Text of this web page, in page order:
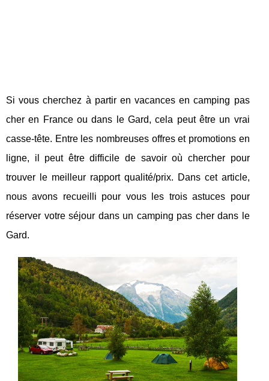
Si vous cherchez à partir en vacances en camping pas
cher en France ou dans le Gard, cela peut être un vrai
casse-tête. Entre les nombreuses offres et promotions en
ligne, il peut être difficile de savoir où chercher pour
trouver le meilleur rapport qualité/prix. Dans cet article,
nous avons recueilli pour vous les trois astuces pour
réserver votre séjour dans un camping pas cher dans le
Gard.